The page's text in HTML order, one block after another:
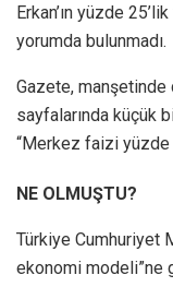
Erkan’ın yüzde
yorumda bulunmadı.
Gazete, manşetinde
sayfalarında küçük
“Merkez faizi yüzde
NE OLMUŞTU?
Türkiye Cumhuriyet
ekonomi modeli”ne